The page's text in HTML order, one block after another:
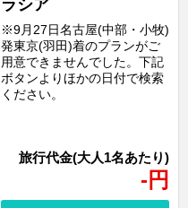
ラシア
- 円
※9月27日名古屋(中部・小牧)
発東京(羽田)着のプランがご
用意できませんでした。下記
ボタンよりほかの日付で検索
ください。